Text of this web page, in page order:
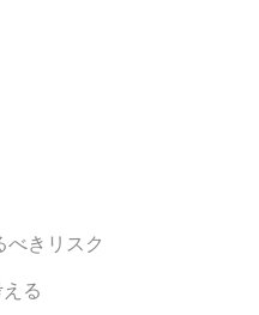
べきリスク
る